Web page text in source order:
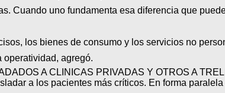
Cuando uno fundamenta esa diferencia que
los bienes de consumo y los servicios no
agregó.
A CLINICAS PRIVADAS Y OTROS A
a los pacientes más críticos. En forma